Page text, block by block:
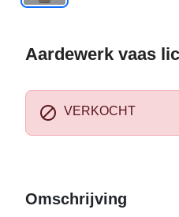
Aardewerk vaas
 VERKOCHT
Omschrijving